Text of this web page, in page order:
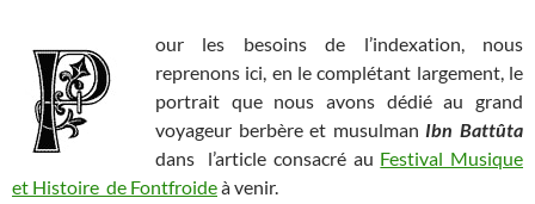
our les besoins de l’indexation, nous
reprenons ici, en le complétant largement, le
portrait que nous avons dédié au grand
voyageur berbère et musulman Ibn Battûta
dans l’article consacré au Festival Musique
et Histoire de Fontfroideà venir.